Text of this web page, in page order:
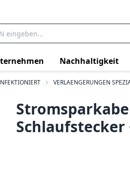
Nachhaltigkeit
VERLAENGERUNGEN